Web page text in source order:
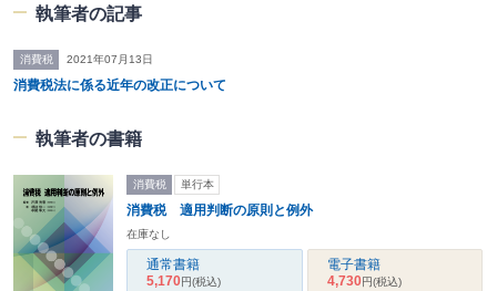
『消費税 重要論点の実務解説』（大蔵財務協会、平成30
ハンドブック』（共著、日本法令、令和元年）、『消費増
税・軽減税率対策 転嫁・インボイスはこう進める』（編
イントと有利判定シミュレーション』（共著、日本法令、
執筆者の記事
消費税 2021年07月13日
消費税法に係る近年の改正について
執筆者の書籍
消費税 単行本
消費税 適用判断の原則と例外
在庫なし
通常書籍
5,170円(税込)
電子書籍
4,730円(税込)